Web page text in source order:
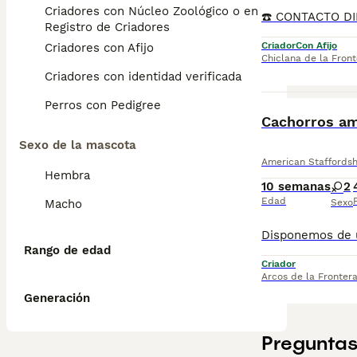
Criadores con Núcleo Zoológico o en el
Registro de Criadores
Criadores con Afijo
Criadores con identidad verificada
Perros con Pedigree
Sexo de la mascota
Hembra
Macho
Rango de edad
Generación
CriadorCon Afijo
Chiclana de la
Cachorros
American
10 semanas
Edad
2
Sexo
Criador
Arcos de la Frontera